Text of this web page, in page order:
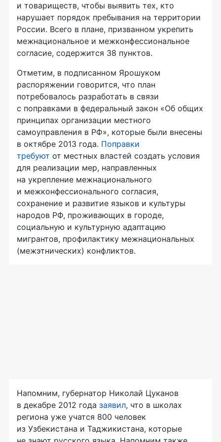
и товариществ, чтобы выявить тех, кто
нарушает порядок пребывания на территории
России. Всего в плане, призванном укрепить
межнациональное и межконфессиональное
согласие, содержится 38 пунктов.
Отметим, в подписанном Ярошуком
распоряжении говорится, что план
потребовалось разработать в связи
с поправками в федеральный закон «Об общих
принципах организации местного
самоуправления в РФ», которые были внесены
в октябре 2013 года. Поправки
требуют от местных властей создать условия
для реализации мер, направленных
на укрепление межнационального
и межконфессионального согласия,
сохранение и развитие языков и культуры
народов РФ, проживающих в городе,
социальную и культурную адаптацию
мигрантов, профилактику межнациональных
(межэтнических) конфликтов.
Напомним, губернатор Николай Цуканов
в декабре 2012 года заявил, что в школах
региона уже учатся 800 человек
из Узбекистана и Таджикистана, которые